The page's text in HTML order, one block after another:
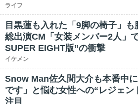
ライフ
目黒蓮も入れた「9脚の椅子」
総出演CM「女装メンバー2人」
SUPER EIGHT版”の衝撃
イケメン
Snow Man佐久間大介も本番中
です」と悩む女性への“レジェン
注目